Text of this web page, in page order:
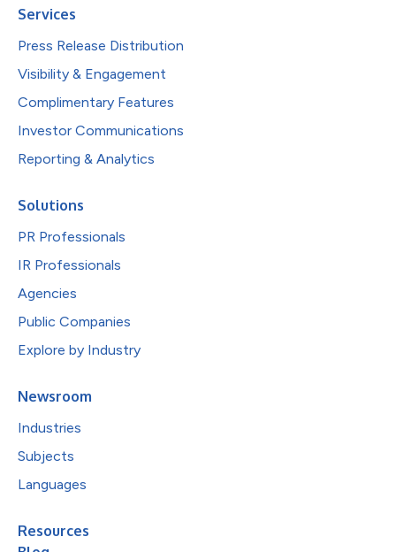
Services
Press Release Distribution
Visibility & Engagement
Complimentary Features
Investor Communications
Reporting & Analytics
Solutions
PR Professionals
IR Professionals
Agencies
Public Companies
Explore by Industry
Newsroom
Industries
Subjects
Languages
Resources